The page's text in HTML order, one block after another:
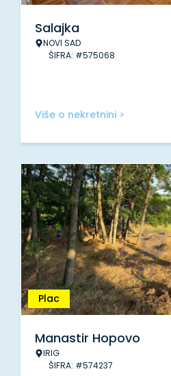
Salajka
NOVI SAD
ŠIFRA: #575068
Više o nekretnini >
Plac
Manastir Hopovo
IRIG
ŠIFRA: #574237